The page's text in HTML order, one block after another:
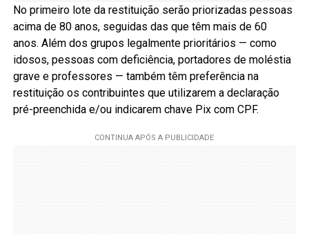
No primeiro lote da restituição serão priorizadas pessoas
acima de 80 anos, seguidas das que têm mais de 60
anos. Além dos grupos legalmente prioritários — como
idosos, pessoas com deficiência, portadores de moléstia
grave e professores — também têm preferência na
restituição os contribuintes que utilizarem a declaração
pré-preenchida e/ou indicarem chave Pix com CPF.